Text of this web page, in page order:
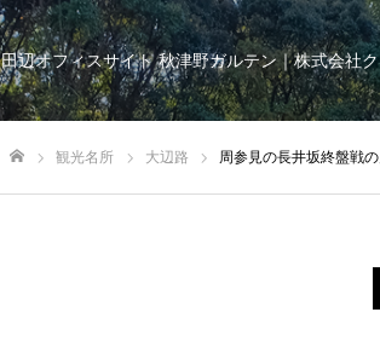
田辺オフィスサイト 秋津野ガルテン｜株式会社
観光名所 大辺路 周参見の長井坂終盤戦